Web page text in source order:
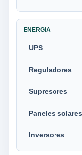
ENERGIA
UPS
Reguladores
Supresores
Paneles solares
Inversores